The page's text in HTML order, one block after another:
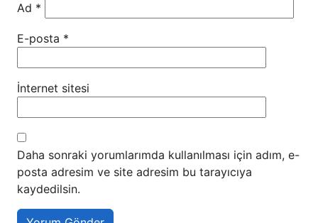
Ad *
E-posta *
İnternet sitesi
Daha sonraki yorumlarımda kullanılması için adım, e-
posta adresim ve site adresim bu tarayıcıya
kaydedilsin.